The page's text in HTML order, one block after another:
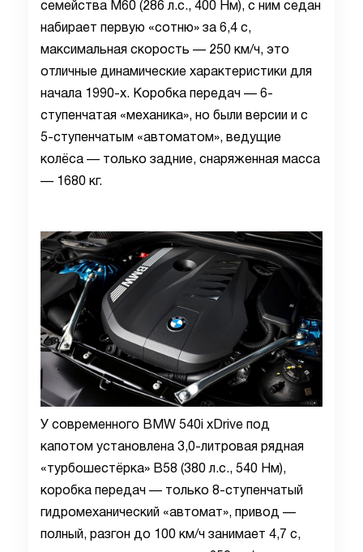
семейства M60 (286 л.с., 400 Нм), с ним седан
набирает первую «сотню» за 6,4 с,
максимальная скорость — 250 км/ч, это
отличные динамические характеристики для
начала 1990-х. Коробка передач — 6-
ступенчатая «механика», но были версии и с
5-ступенчатым «автоматом», ведущие
колёса — только задние, снаряженная масса
— 1680 кг.
У современного BMW 540i xDrive под
капотом установлена 3,0-литровая рядная
«турбошестёрка» B58 (380 л.с., 540 Нм),
коробка передач — только 8-ступенчатый
гидромеханический «автомат», привод —
полный, разгон до 100 км/ч занимает 4,7 с,